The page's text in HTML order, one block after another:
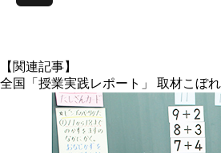
【関連記事】
全国「授業実践レポート」 取材こぼ